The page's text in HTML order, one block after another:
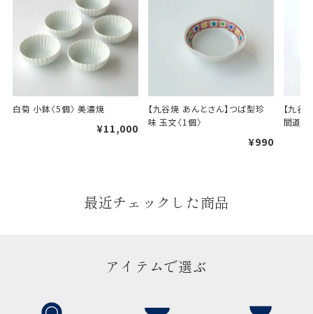
白菊 小鉢〈5個〉 美濃焼
¥11,000
【九谷焼 あんとさん】つば型珍
味 玉文〈1個〉
¥990
【九谷
間道文
最近チェックした商品
アイテムで選ぶ